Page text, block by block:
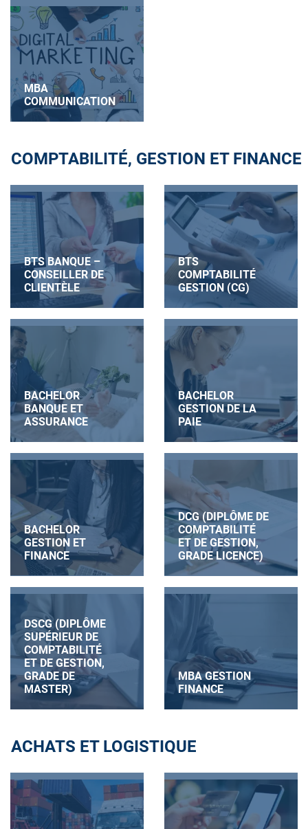
MBA
COMMUNICATION
COMPTABILITÉ, GESTION ET FINANCE
BTS BANQUE –
CONSEILLER DE
CLIENTÈLE
BTS
COMPTABILITÉ
GESTION (CG)
BACHELOR
BANQUE ET
ASSURANCE
BACHELOR
GESTION DE LA
PAIE
BACHELOR
GESTION ET
FINANCE
DCG (DIPLÔME DE
COMPTABILITÉ
ET DE GESTION,
GRADE LICENCE)
DSCG (DIPLÔME
SUPÉRIEUR DE
COMPTABILITÉ
ET DE GESTION,
GRADE DE
MASTER)
MBA GESTION
FINANCE
ACHATS ET LOGISTIQUE